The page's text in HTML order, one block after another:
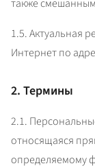
также
1.5. Актуальная
Интернет по
2. Термины
2.1.
относящаяся
определяемому